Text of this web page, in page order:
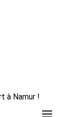
à Namur !